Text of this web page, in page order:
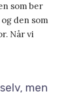
som ber
den som
Når vi
men